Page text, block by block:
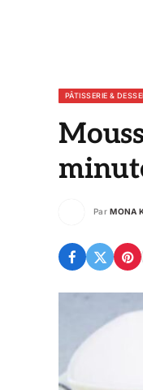
PÂTISSERIE &
Par MONA
© DR